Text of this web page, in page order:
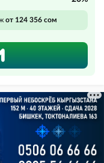
от 124 356 сом